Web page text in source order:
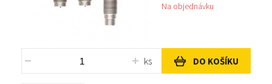
Na objednávku
ks DO KOŠÍKU